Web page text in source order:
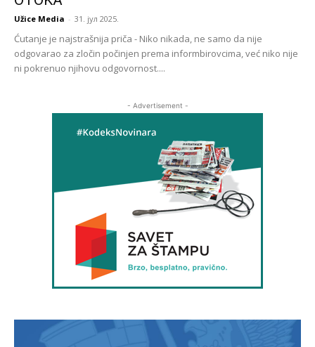
Užice Media - 31. јул 2025.
Ćutanje je najstrašnija priča - Niko nikada, ne samo da nije
odgovarao za zločin počinjen prema informbirovcima, već niko nije
ni pokrenuo njihovu odgovornost....
- Advertisement -